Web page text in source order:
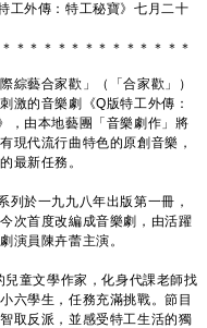
外傳：特工秘寶》七月二十
＊ ＊ ＊ ＊ ＊ ＊ ＊ ＊ ＊ ＊ ＊ ＊ ＊ ＊
藝合家歡」（「合家歡」）
激的音樂劇《Q版特工外傳：
，由本地藝團「音樂劇作」將
現代流行曲特色的原創音樂，
最新任務。
於一九九八年出版第一冊，
次首度改編成音樂劇，由活躍
演員陳卉蕾主演。
童文學作家，化身代課老師找
六學生，任務充滿挑戰。節目
取反派，並感受特工生活的獨